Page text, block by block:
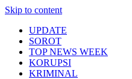
Skip to content
UPDATE
SOROT
TOP NEWS WEEK
KORUPSI
KRIMINAL